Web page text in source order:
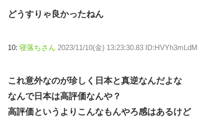
どうすりゃ良かったねん
10: 寝落ちさん 2023/11/10(金) 13:23:30.83 ID:HVYh3mLdM
これ意外なのが珍しく日本と真逆なんだよな
なんで日本は高評価なんや？
高評価というよりこんなもんやろ感はあるけど